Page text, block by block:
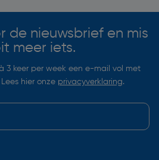
de nieuwsbrief en mis
meer iets.
3 keer per week een e-mail vol met
hier onze privacyverklaring.